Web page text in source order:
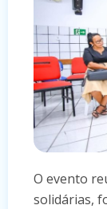
O evento
solidárias,